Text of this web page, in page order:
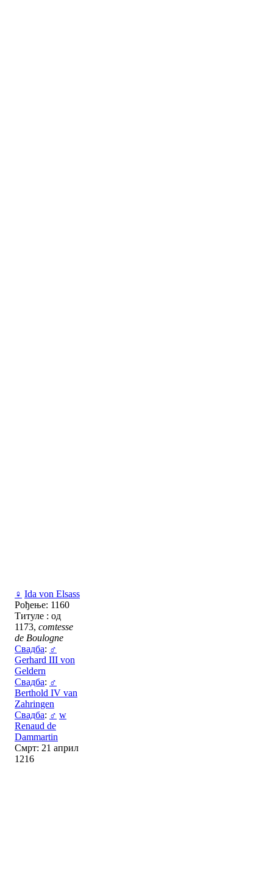
♀ Ida von Elsass
Рођење: 1160
Титуле : од
1173, comtesse
de Boulogne
Свадба: ♂
Gerhard III von
Geldern
Свадба: ♂
Berthold IV van
Zahringen
Свадба: ♂ w
Renaud de
Dammartin
Смрт: 21 април
1216